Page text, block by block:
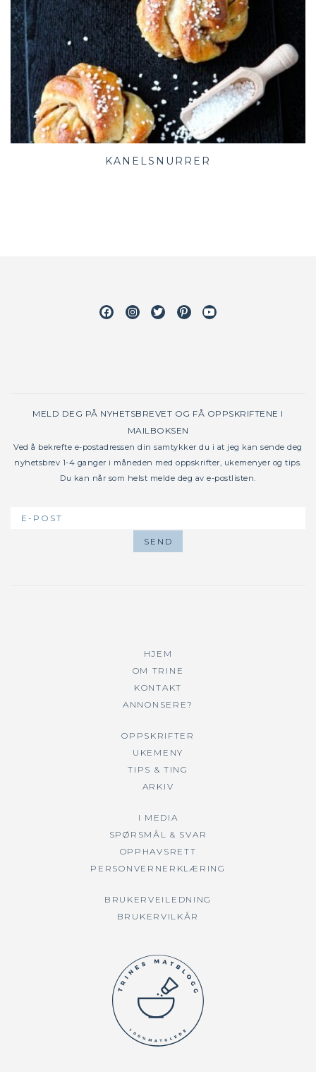
KANELSNURRER
FacebookInstagram
TwitterPinterestYoutube
MELD DEG PÅ NYHETSBREVET OG FÅ OPPSKRIFTENE I
MAILBOKSEN
Ved å bekrefte e-postadressen din samtykker du i at jeg kan sende deg
nyhetsbrev 1-4 ganger i måneden med oppskrifter, ukemenyer og tips.
Du kan når som helst melde deg av e-postlisten.
HJEM
OM TRINE
KONTAKT
ANNONSERE?
OPPSKRIFTER
UKEMENY
TIPS & TING
ARKIV
I MEDIA
SPØRSMÅL & SVAR
OPPHAVSRETT
PERSONVERNERKLÆRING
BRUKERVEILEDNING
BRUKERVILKÅR